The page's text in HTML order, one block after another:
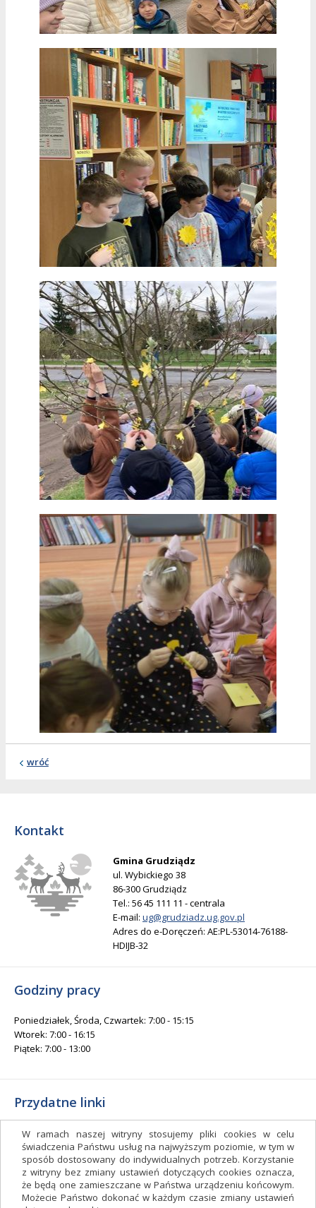
W ramach naszej witryny stosujemy pliki cookies w celu
świadczenia Państwu usług na najwyższym poziomie, w tym w
sposób dostosowany do indywidualnych potrzeb. Korzystanie
z witryny bez zmiany ustawień dotyczących cookies oznacza,
że będą one zamieszczane w Państwa urządzeniu końcowym.
Możecie Państwo dokonać w każdym czasie zmiany ustawień
wróć
Kontakt
Gmina Grudziądz
ul. Wybickiego 38
86-300 Grudziądz
Tel.: 56 45 111 11 - centrala
E-mail: ug@grudziadz.ug.gov.pl
Adres do e-Doręczeń: AE:PL-53014-76188-
HDIJB-32
Godziny pracy
Poniedziałek, Środa, Czwartek: 7:00 - 15:15
Wtorek: 7:00 - 16:15
Piątek: 7:00 - 13:00
Przydatne linki
Gminny Ośrodek Kultury i Sportu
Gminna Biblioteka Publiczna
facebook.com/gminagrudziadz
Deklaracja dostępności
Facebook